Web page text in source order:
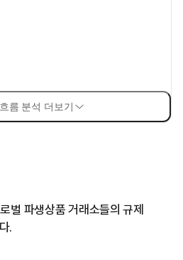
름 분석 더보기
벌 파생상품 거래소들의 규제
.